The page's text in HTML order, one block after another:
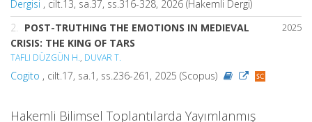
Dergisi , cilt.13, sa.37, ss.316-328, 2026 (Hakemli Dergi)
2025
2.
POST-TRUTHING THE EMOTIONS IN MEDIEVAL
CRISIS: THE KING OF TARS
TAFLI DÜZGÜN H., DUVAR T.
Cogito , cilt.17, sa.1, ss.236-261, 2025 (Scopus)
Hakemli Bilimsel Toplantılarda Yayımlanmış